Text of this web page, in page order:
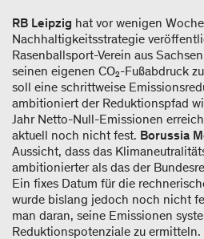
RB Leipzig hat vor wenigen
Nachhaltigkeitsstrategie
Rasenballsport-Verein aus
seinen eigenen CO₂-Fußabdruck
soll eine schrittweise
ambitioniert der Reduktionspfad
Jahr Netto-Null-Emissionen
aktuell noch nicht fest. Borussia
Aussicht, dass das
ambitionierter als das der
Ein fixes Datum für die
wurde bislang jedoch noch nicht
man daran, seine Emissionen
Reduktionspotenziale zu